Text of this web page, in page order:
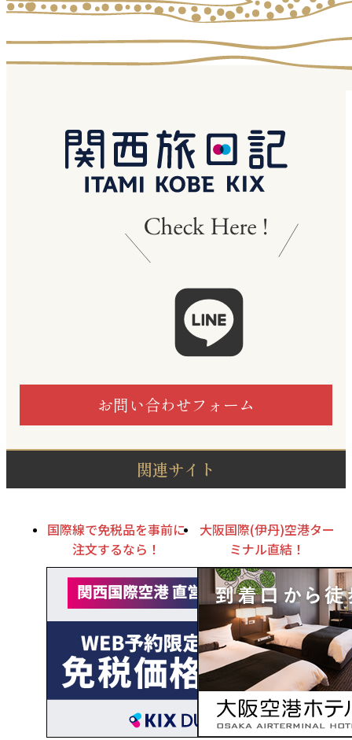
お問い合わせフォーム
関連サイト
国際線で免税品を事前に
注文するなら！
大阪国際(伊丹)空港ター
ミナル直結！